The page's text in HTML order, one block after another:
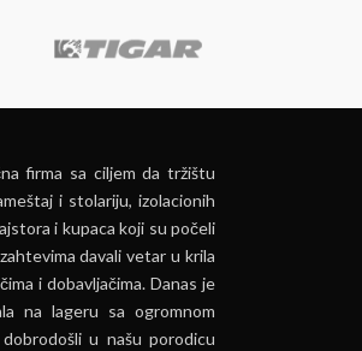
firma sa ciljem da tržištu
i stolariju, izolacionih
i kupaca koji su počeli
davali vetar u krila
i dobavljačima. Danas je
na lageru sa ogromnom
u našu porodicu